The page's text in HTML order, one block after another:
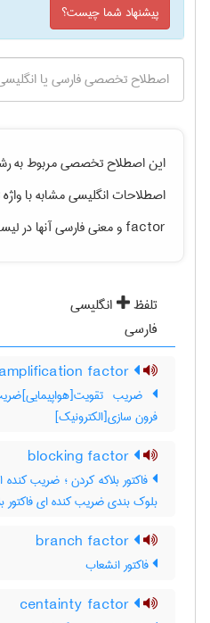
پیشنهاد شما چیست؟
این اصطلاح تخصصی مربوط به
اصطلاحات انگلیسی مشابه با
factorو معنی فارسی آنها در
تلفظ
انگلیسی
فارسی
ضریب
فرون سازی[الکترونیک]
فاکتور بلاکه کردن ؛ ضریب کنده
بلوک بندی ضریب کنده ای فاکتور
فاکتور انشعاب